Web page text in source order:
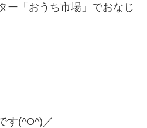
ー「おうち市場」でおなじ
す(^O^)／